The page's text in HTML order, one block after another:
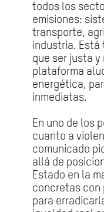
todos los
emisiones:
transporte,
industria.
que ser justa y
plataforma
energética,
inmediatas.
En uno de los
cuanto a
comunicado
allá de
Estado en la
concretas con
para